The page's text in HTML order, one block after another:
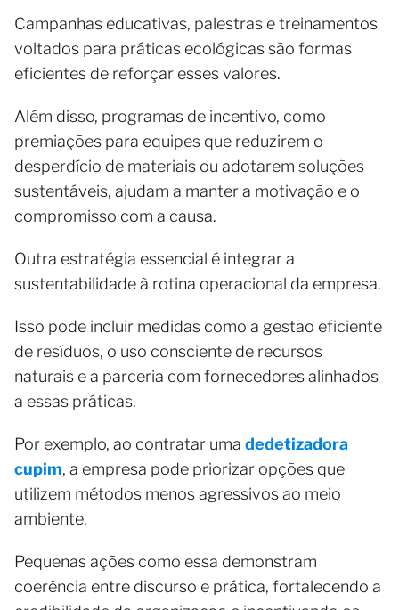
Campanhas educativas, palestras e treinamentos
voltados para práticas ecológicas são formas
eficientes de reforçar esses valores.
Além disso, programas de incentivo, como
premiações para equipes que reduzirem o
desperdício de materiais ou adotarem soluções
sustentáveis, ajudam a manter a motivação e o
compromisso com a causa.
Outra estratégia essencial é integrar a
sustentabilidade à rotina operacional da empresa.
Isso pode incluir medidas como a gestão eficiente
de resíduos, o uso consciente de recursos
naturais e a parceria com fornecedores alinhados
a essas práticas.
Por exemplo, ao contratar uma dedetizadora
cupim, a empresa pode priorizar opções que
utilizem métodos menos agressivos ao meio
ambiente.
Pequenas ações como essa demonstram
coerência entre discurso e prática, fortalecendo a